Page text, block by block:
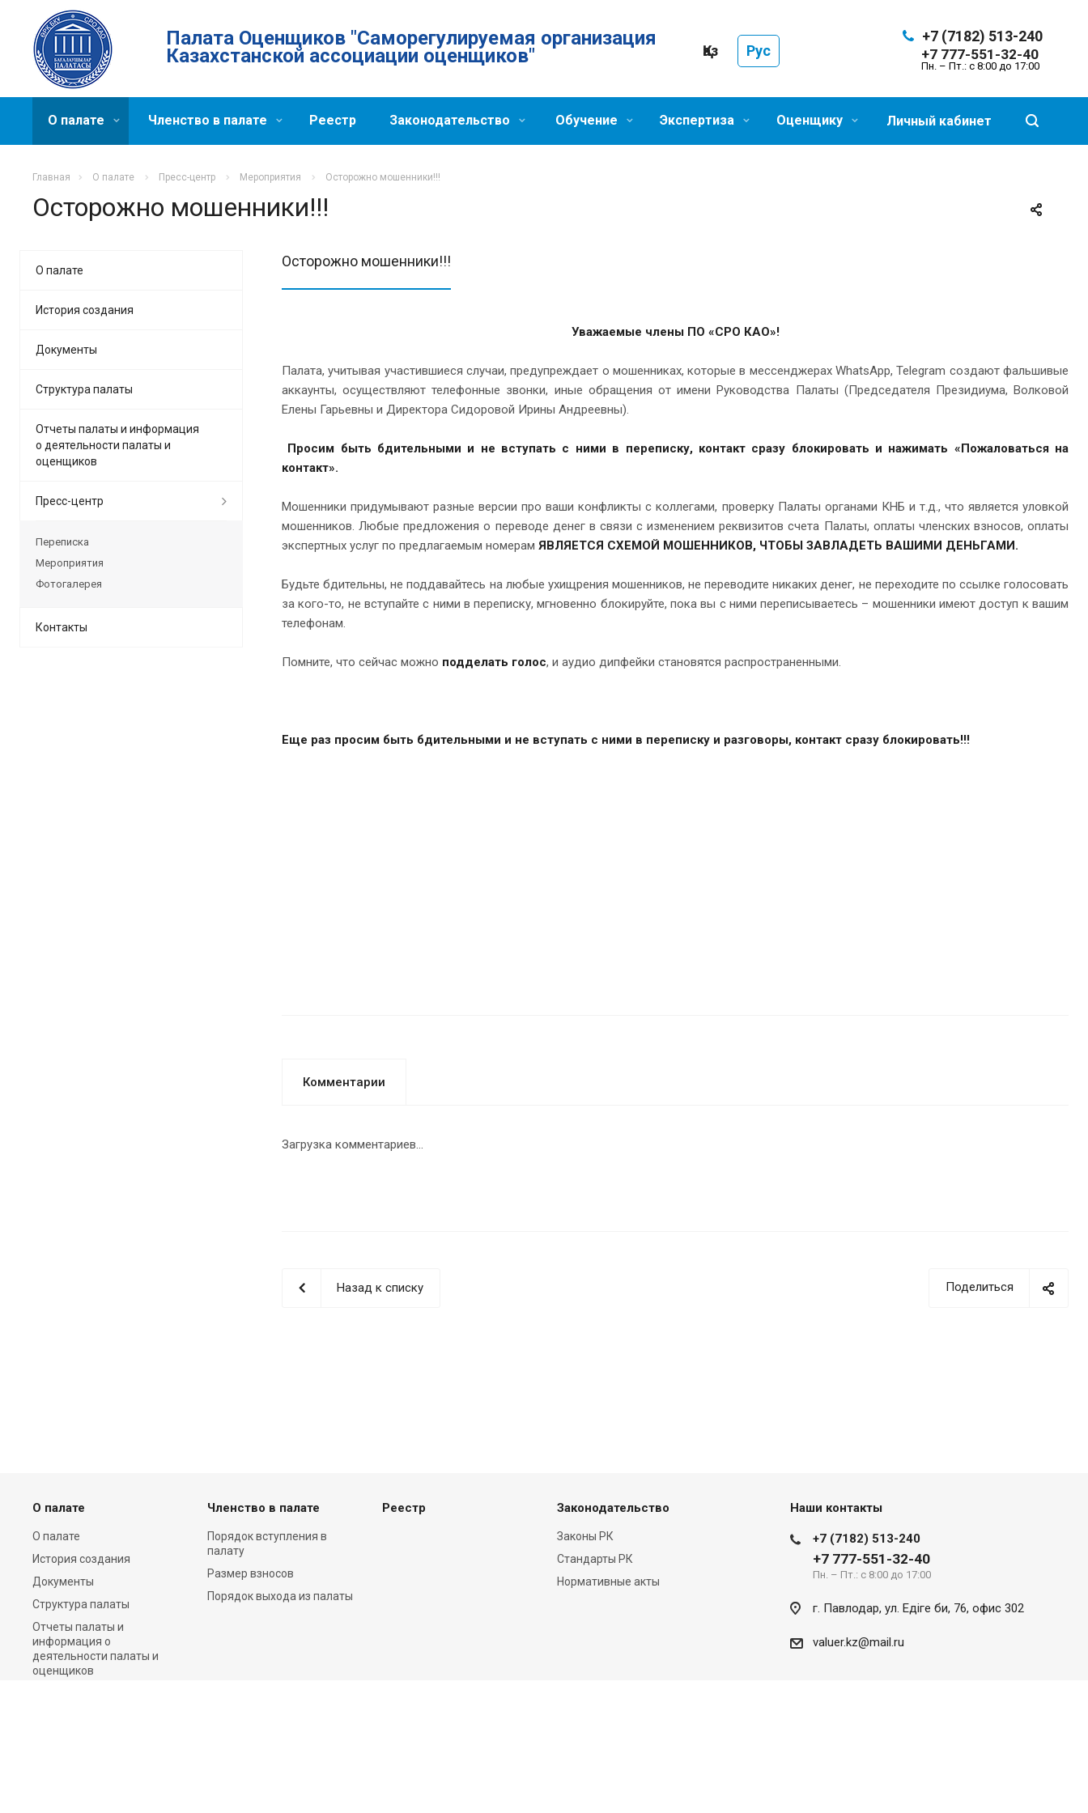
Палата Оценщиков "Саморегулируемая организация
Казахстанской ассоциации оценщиков" Қаз Рус
+7 (7182) 513-240
+7 777-551-32-40
Пн. – Пт.: с 8:00 до 17:00
Личный кабинет
О палате Членство в палате Реестр Законодательство Обучение Экспертиза Оценщику
Главная О палате Пресс-центр Мероприятия Осторожно мошенники!!!
Осторожно мошенники!!!
Осторожно мошенники!!!
Уважаемые члены ПО «СРО КАО»!
Палата, учитывая участившиеся случаи, предупреждает о мошенниках, которые в мессенджерах WhatsApp, Telegram создают фальшивые
аккаунты, осуществляют телефонные звонки, иные обращения от имени Руководства Палаты (Председателя Президиума, Волковой
Елены Гарьевны и Директора Сидоровой Ирины Андреевны).
Просим быть бдительными и не вступать с ними в переписку, контакт сразу блокировать и нажимать «Пожаловаться на
контакт».
Мошенники придумывают разные версии про ваши конфликты с коллегами, проверку Палаты органами КНБ и т.д., что является уловкой
мошенников. Любые предложения о переводе денег в связи с изменением реквизитов счета Палаты, оплаты членских взносов, оплаты
экспертных услуг по предлагаемым номерам ЯВЛЯЕТСЯ СХЕМОЙ МОШЕННИКОВ, ЧТОБЫ ЗАВЛАДЕТЬ ВАШИМИ ДЕНЬГАМИ.
Будьте бдительны, не поддавайтесь на любые ухищрения мошенников, не переводите никаких денег, не переходите по ссылке голосовать
за кого-то, не вступайте с ними в переписку, мгновенно блокируйте, пока вы с ними переписываетесь – мошенники имеют доступ к вашим
телефонам.
Помните, что сейчас можно подделать голос, и аудио дипфейки становятся распространенными.
Еще раз просим быть бдительными и не вступать с ними в переписку и разговоры, контакт сразу блокировать!!!
Комментарии
Загрузка комментариев...
Поделиться
Назад к списку
О палате
История создания
Документы
Структура палаты
Отчеты палаты и информация
о деятельности палаты и
оценщиков
Пресс-центр
Переписка
Мероприятия
Фотогалерея
Контакты
О палате
О палате
История создания
Документы
Структура палаты
Отчеты палаты и
информация о
деятельности палаты и
оценщиков
Членство в палате
Порядок вступления в
палату
Размер взносов
Порядок выхода из палаты
Реестр Законодательство
Законы РК
Стандарты РК
Нормативные акты
Наши контакты
+7 (7182) 513-240
+7 777-551-32-40
Пн. – Пт.: с 8:00 до 17:00
г. Павлодар, ул. Eдіге би, 76, офис 302
valuer.kz@mail.ru